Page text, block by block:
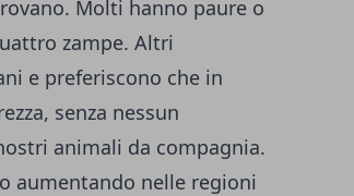
Molti hanno paure o
zampe. Altri
e preferiscono che in
senza nessun
animali da compagnia.
aumentando nelle regioni